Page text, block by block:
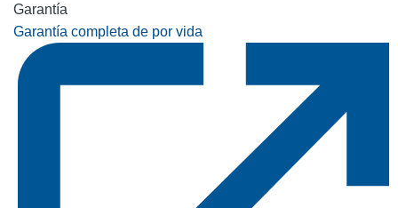
Garantía
Garantía completa de por vida